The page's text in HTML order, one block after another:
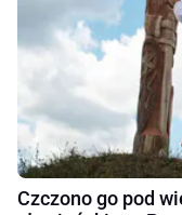
Czczono go pod